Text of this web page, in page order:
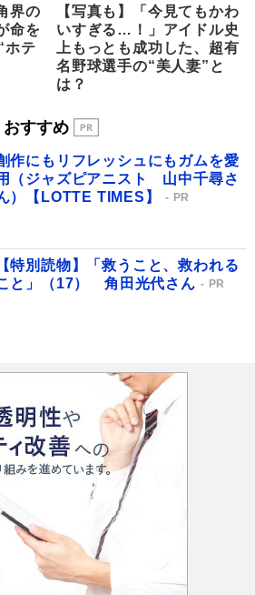
界の
命を
ホテ
【写真も】「今見てもかわ
いすぎる…！」アイドル史
上もっとも成功した、超有
名野球選手の“美人妻”と
は？
おすすめ
作にもリフレッシュにもガムを愛
（ジャズピアニスト 山中千尋さ
）【LOTTE TIMES】
PR
【特別読物】「救うこと、救われる
と」（17） 角田光代さん
PR